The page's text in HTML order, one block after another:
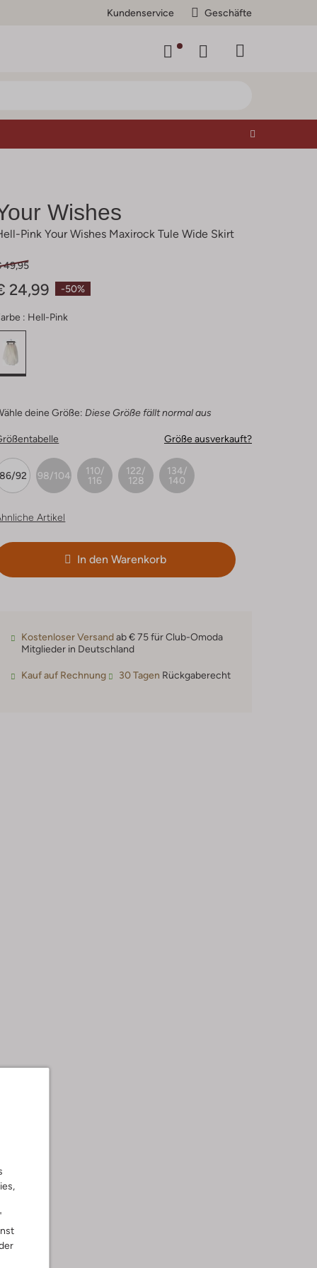
Kundenservice Geschäfte
Wishes
Pink Your Wishes Maxirock Tule Wide Skirt
-50%
49,95
24,99
: Hell-Pink
deine Größe: Diese Größe fällt normal aus
Größe ausverkauft?
92 98/104
110/
116
122/
128
134/
140
Artikel
In den Warenkorb
Kostenloser Versandab € 75 für Club-Omoda
Mitglieder in Deutschland
Kauf auf Rechnung 30 Tagen Rückgaberecht